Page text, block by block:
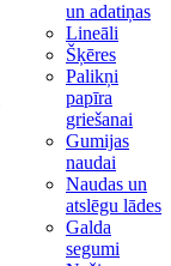
un adatiņas
Lineāli
Šķēres
Palikņi
papīra
griešanai
Gumijas
naudai
Naudas un
atslēgu lādes
Galda
segumi